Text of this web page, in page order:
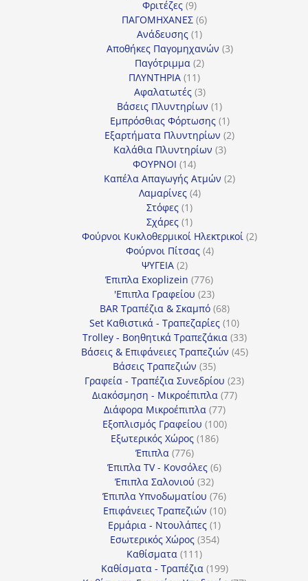
Φριτέζες 99
προϊόντα
ΠΑΓΟΜΗΧΑΝΕΣ 66
Ανάδευσης 11
προϊόν
Αποθήκες Παγομηχανών 33
Παγότριμμα 22
ΠΛΥΝΤΗΡΙΑ 1111
προϊόντα
Αφαλατωτές 33
προϊόντα
Βάσεις Πλυντηρίων 11
προϊόν
Εμπρόσθιας Φόρτωσης 11
προϊόν
Εξαρτήματα Πλυντηρίων 22
Καλάθια Πλυντηρίων 33
ΦΟΥΡΝΟΙ 1414
προϊόντα
Καπέλα Απαγωγής Ατμών 22
Λαμαρίνες 44
Στόφες 11
προϊόν
Σχάρες 11
προϊόν
Φούρνοι Κυκλοθερμικοί Ηλεκτρικοί 22
Φούρνοι Πίτσας 44
ΨΥΓΕΙΑ 22
προϊόντα
Έπιπλα Exoplizein 776776
προϊόντα
'Επιπλα Γραφείου 2323
προϊόντα
BAR Τραπέζια & Σκαμπό 6868
προϊόντα
Set Καθιστικά - Τραπεζαρίες 1010
προϊόντα
Trolley - Βοηθητικά Τραπεζάκια 3333
προϊόντα
Βάσεις & Επιφάνειες Τραπεζιών 4545
Βάσεις Τραπεζιών 3535
προϊόντα
Γραφεία - Τραπέζια Συνεδρίου 2323
Διακόσμηση - Μικροέπιπλα 7777
Διάφορα Μικροέπιπλα 7777
προϊόντα
Εξοπλισμός Γραφείου 100100
Εξωτερικός Χώρος 186186
Έπιπλα 776776
προϊόντα
Έπιπλα TV - Κονσόλες 66
Έπιπλα Σαλονιού 3232
προϊόντα
Έπιπλα Υπνοδωματίου 7676
προϊόντα
Επιφάνειες Τραπεζιών 1010
Ερμάρια - Ντουλάπες 11
προϊόν
Εσωτερικός Χώρος 354354
Καθίσματα 111111
προϊόντα
Καθίσματα - Τραπέζια 199199